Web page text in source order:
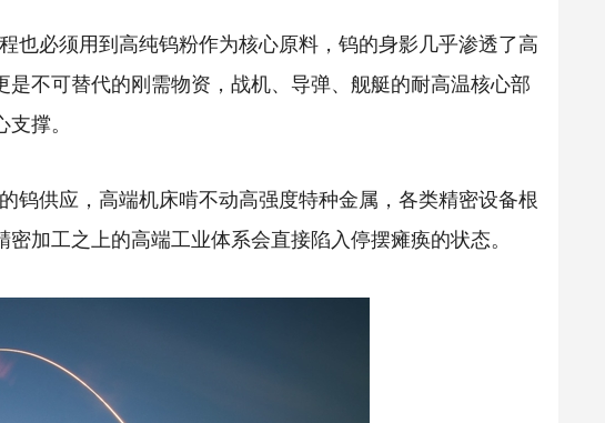
也必须用到高纯钨粉作为核心原料，钨的身影几乎渗透了高
是不可替代的刚需物资，战机、导弹、舰艇的耐高温核心部
撑。
钨供应，高端机床啃不动高强度特种金属，各类精密设备根
加工之上的高端工业体系会直接陷入停摆瘫痪的状态。